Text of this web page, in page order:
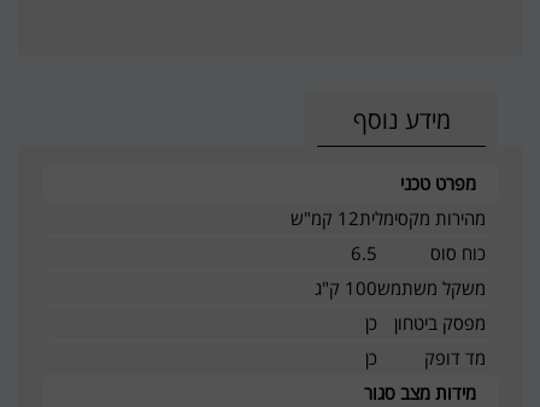
מידע נוסף
מפרט טכני
מהירות מקסימלית12 קמ"ש
כוח סוס
6.5
משקל משתמש100 ק"ג
מפסק ביטחון
כן
מד דופק
כן
מידות מצב סגור